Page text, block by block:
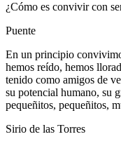
¿Cómo es convivir con
Puente
En un principio
hemos reído, hemos
tenido como amigos de
su potencial humano, su
pequeñitos, pequeñitos,
Sirio de las Torres